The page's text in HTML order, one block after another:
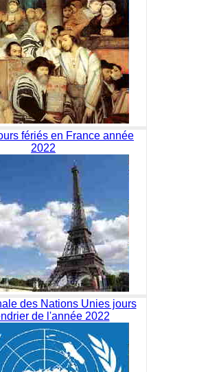
fériés en France année
2022
des Nations Unies jours
de l'année 2022